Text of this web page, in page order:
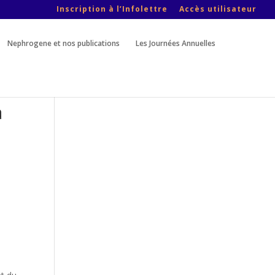
Inscription à l’Infolettre Accès utilisateur
Nephrogene et nos publications Les Journées Annuelles